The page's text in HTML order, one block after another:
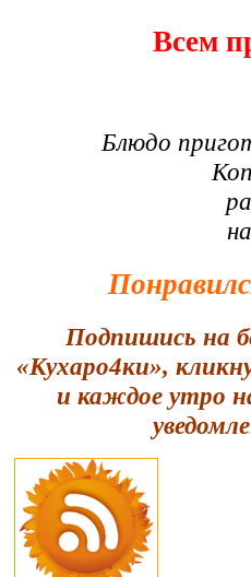
Всем
Блюдо
Подпишись на
«Кухаро4ки»,
и каждое утро